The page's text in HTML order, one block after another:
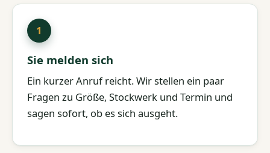
Sie melden sich
Ein kurzer Anruf reicht. Wir stellen ein paar
Fragen zu Größe, Stockwerk und Termin und
sagen sofort, ob es sich ausgeht.